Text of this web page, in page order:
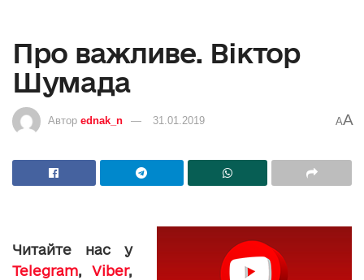
Про важливе. Віктор
Шумада
Автор ednak_n 31.01.2019 AA
Читайте нас у
Telegram, Viber,